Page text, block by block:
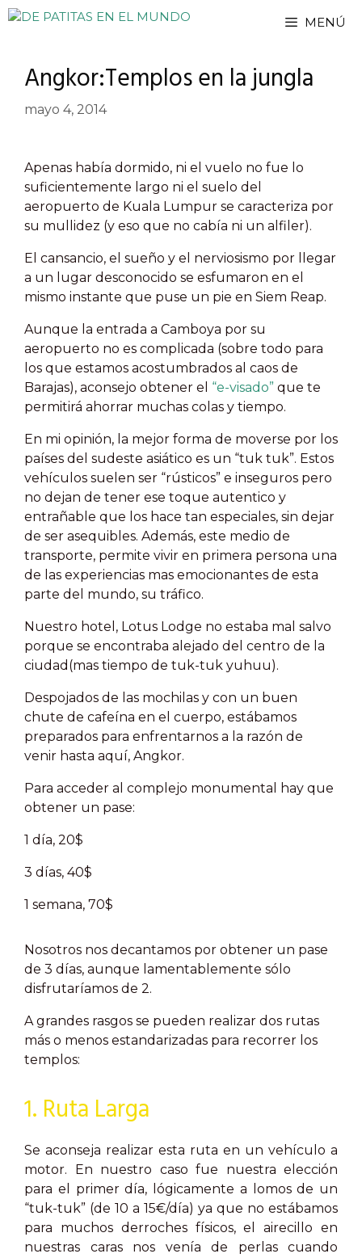
Saltar
MENÚ
Angkor:Templos en la jungla
mayo 4, 2014
Apenas había dormido, ni el vuelo no fue lo
suficientemente largo ni el suelo del
aeropuerto de Kuala Lumpur se caracteriza por
su mullidez (y eso que no cabía ni un alfiler).
El cansancio, el sueño y el nerviosismo por llegar
a un lugar desconocido se esfumaron en el
mismo instante que puse un pie en Siem Reap.
Aunque la entrada a Camboya por su
aeropuerto no es complicada (sobre todo para
los que estamos acostumbrados al caos de
Barajas), aconsejo obtener el “e-visado” que te
permitirá ahorrar muchas colas y tiempo.
En mi opinión, la mejor forma de moverse por los
países del sudeste asiático es un “tuk tuk”. Estos
vehículos suelen ser “rústicos” e inseguros pero
no dejan de tener ese toque autentico y
entrañable que los hace tan especiales, sin dejar
de ser asequibles. Además, este medio de
transporte, permite vivir en primera persona una
de las experiencias mas emocionantes de esta
parte del mundo, su tráfico.
Nuestro hotel, Lotus Lodge no estaba mal salvo
porque se encontraba alejado del centro de la
ciudad(mas tiempo de tuk-tuk yuhuu).
Despojados de las mochilas y con un buen
chute de cafeína en el cuerpo, estábamos
preparados para enfrentarnos a la razón de
venir hasta aquí, Angkor.
Para acceder al complejo monumental hay que
obtener un pase:
1 día, 20$
3 días, 40$
1 semana, 70$
Nosotros nos decantamos por obtener un pase
de 3 días, aunque lamentablemente sólo
disfrutaríamos de 2.
A grandes rasgos se pueden realizar dos rutas
más o menos estandarizadas para recorrer los
templos:
1. Ruta Larga
Se aconseja realizar esta ruta en un vehículo a
motor. En nuestro caso fue nuestra elección
para el primer día, lógicamente a lomos de un
“tuk-tuk” (de 10 a 15€/día) ya que no estábamos
para muchos derroches físicos, el airecillo en
nuestras caras nos venía de perlas cuando